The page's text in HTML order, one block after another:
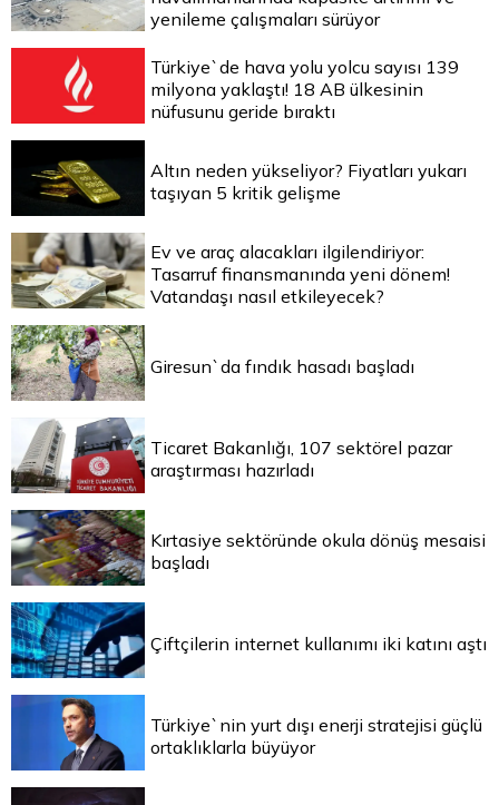
yenileme çalışmaları sürüyor
Türkiye`de hava yolu yolcu sayısı 139
milyona yaklaştı! 18 AB ülkesinin
nüfusunu geride bıraktı
Altın neden yükseliyor? Fiyatları yukarı
taşıyan 5 kritik gelişme
Ev ve araç alacakları ilgilendiriyor:
Tasarruf finansmanında yeni dönem!
Vatandaşı nasıl etkileyecek?
Giresun`da fındık hasadı başladı
Ticaret Bakanlığı, 107 sektörel pazar
araştırması hazırladı
Kırtasiye sektöründe okula dönüş mesaisi
başladı
Çiftçilerin internet kullanımı iki katını aştı
Türkiye`nin yurt dışı enerji stratejisi güçlü
ortaklıklarla büyüyor